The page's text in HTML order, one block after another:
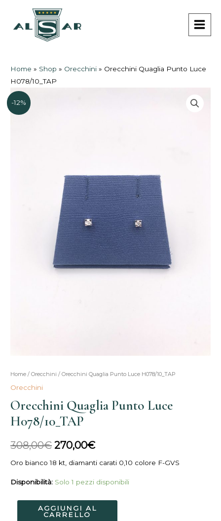
contenuto
Home » Shop » Orecchini » Orecchini Quaglia Punto Luce
H078/10_TAP
-12%
Home /Orecchini / Orecchini Quaglia Punto Luce H078/10_TAP
Orecchini
Orecchini Quaglia Punto Luce
H078/10_TAP
308,00€
Il
originale
308,00€.
270,00€
Il
prezzo
attuale
Oro bianco 18 kt, diamanti carati 0,10 colore F-GVS
Disponibilità: Solo 1 pezzi disponibili
Orecchini
Quaglia
Punto
Luce
H078/10_TAP
AGGIUNGI AL
CARRELLO